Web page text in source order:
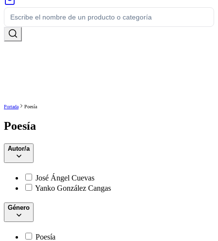
Portada Poesía
Poesía
Autor/a
José Ángel Cuevas
Yanko González Cangas
Género
Poesía